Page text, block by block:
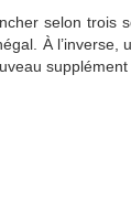
selon trois
À l’inverse,
supplément